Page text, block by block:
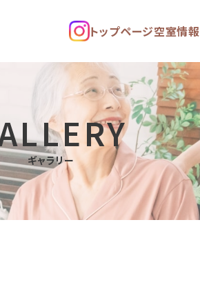
トップページ空室情報
ギャラリー